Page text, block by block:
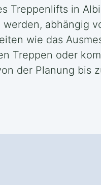
Treppenlifts in
werden, abhängig
wie das
Treppen oder
der Planung bis